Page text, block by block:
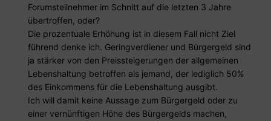
Forumsteilnehmer im Schnitt auf die letzten 3 Jahre
übertroffen, oder?
Die prozentuale Erhöhung ist in diesem Fall nicht Ziel
führend denke ich. Geringverdiener und Bürgergeld sind
ja stärker von den Preissteigerungen der allgemeinen
Lebenshaltung betroffen als jemand, der lediglich 50%
des Einkommens für die Lebenshaltung ausgibt.
Ich will damit keine Aussage zum Bürgergeld oder zu
einer vernünftigen Höhe des Bürgergelds machen,